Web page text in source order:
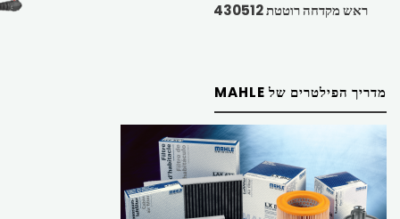
ראש מקדחה רוטטת 430512
מדריך הפילטרים של MAHLE